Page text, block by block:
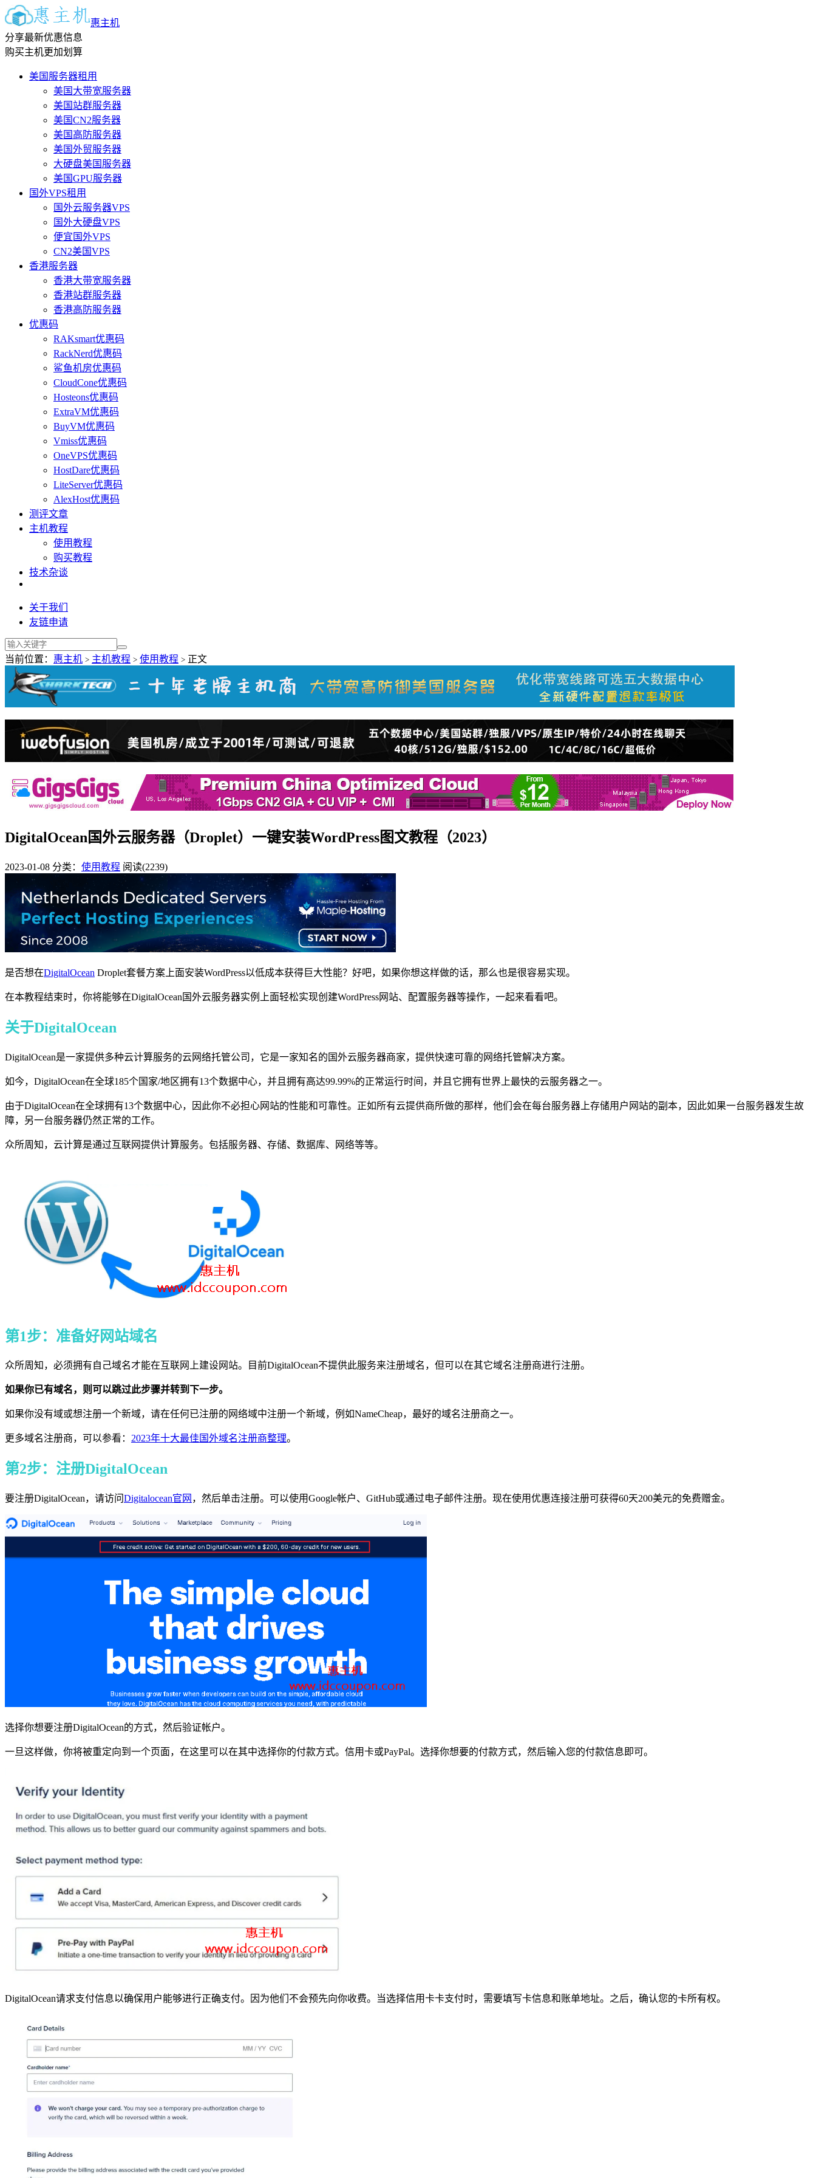
惠主机
分享最新优惠信息
购买主机更加划算
美国服务器租用
美国大带宽服务器
美国站群服务器
美国CN2服务器
美国高防服务器
美国外贸服务器
大硬盘美国服务器
美国GPU服务器
国外VPS租用
国外云服务器VPS
国外大硬盘VPS
便宜国外VPS
CN2美国VPS
香港服务器
香港大带宽服务器
香港站群服务器
香港高防服务器
优惠码
RAKsmart优惠码
RackNerd优惠码
鲨鱼机房优惠码
CloudCone优惠码
Hosteons优惠码
ExtraVM优惠码
BuyVM优惠码
Vmiss优惠码
OneVPS优惠码
HostDare优惠码
LiteServer优惠码
AlexHost优惠码
测评文章
主机教程
使用教程
购买教程
技术杂谈
关于我们
友链申请
当前位置： 惠主机 > 主机教程 > 使用教程 > 正文
DigitalOcean国外云服务器（Droplet）一键安装WordPress图文教程（2023）
2023-01-08 分类： 使用教程 阅读(2239)
是否想在DigitalOcean Droplet套餐方案上面安装WordPress以低成本获得巨大性能？好吧，如果你想这样做的话，那么也是很容易实现。
在本教程结束时，你将能够在DigitalOcean国外云服务器实例上面轻松实现创建WordPress网站、配置服务器等操作，一起来看看吧。
关于DigitalOcean
DigitalOcean是一家提供多种云计算服务的云网络托管公司，它是一家知名的国外云服务器商家，提供快速可靠的网络托管解决方案。
如今，DigitalOcean在全球185个国家/地区拥有13个数据中心，并且拥有高达99.99%的正常运行时间，并且它拥有世界上最快的云服务器之一。
由于DigitalOcean在全球拥有13个数据中心，因此你不必担心网站的性能和可靠性。正如所有云提供商所做的那样，他们会在每台服务器上存储用户网站的副本，因此如果一台服务器发生故
障，另一台服务器仍然正常的工作。
众所周知，云计算是通过互联网提供计算服务。包括服务器、存储、数据库、网络等等。
第1步：准备好网站域名
众所周知，必须拥有自己域名才能在互联网上建设网站。目前DigitalOcean不提供此服务来注册域名，但可以在其它域名注册商进行注册。
如果你已有域名，则可以跳过此步骤并转到下一步。
如果你没有域或想注册一个新域，请在任何已注册的网络域中注册一个新域，例如NameCheap，最好的域名注册商之一。
更多域名注册商，可以参看： 2023年十大最佳国外域名注册商整理。
第2步：注册DigitalOcean
要注册DigitalOcean，请访问Digitalocean官网 ，然后单击注册。可以使用Google帐户、GitHub或通过电子邮件注册。现在使用优惠连接注册可获得60天200美元的免费赠金。
选择你想要注册DigitalOcean的方式，然后验证帐户。
一旦这样做，你将被重定向到一个页面，在这里可以在其中选择你的付款方式。信用卡或PayPal。选择你想要的付款方式，然后输入您的付款信息即可。
DigitalOcean请求支付信息以确保用户能够进行正确支付。因为他们不会预先向你收费。 当选择信用卡卡支付时，需要填写卡信息和账单地址。之后，确认您的卡所有权。